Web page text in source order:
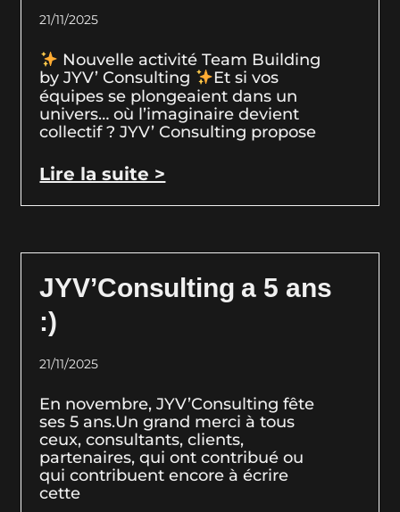
21/11/2025
Nouvelle activité Team Building
by JYV’ Consulting
Et si vos
équipes se plongeaient dans un
univers… où l’imaginaire devient
collectif ? JYV’ Consulting propose
Lire la suite >
JYV’Consulting a 5 ans
:)
21/11/2025
En novembre, JYV’Consulting fête
ses 5 ans.Un grand merci à tous
ceux, consultants, clients,
partenaires, qui ont contribué ou
qui contribuent encore à écrire
cette